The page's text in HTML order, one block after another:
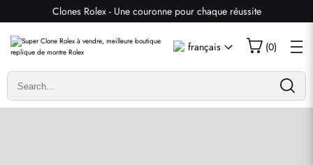
Clones Rolex - Une couronne pour chaque réussite
français (0)
Écrire un commentaire
Seuls les clients ayant acheté cet article sont autorisés à
laisser un commentaire.
Évaluation